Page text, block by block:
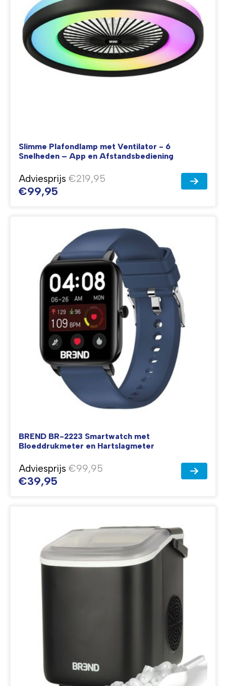
Slimme Plafondlamp met Ventilator - 6
Snelheden – App en Afstandsbediening
Adviesprijs €219,95
€99,95
BREND BR-2223 Smartwatch met
Bloeddrukmeter en Hartslagmeter
Adviesprijs €99,95
€39,95